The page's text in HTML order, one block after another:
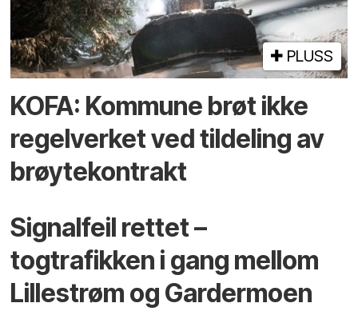
PLUSS
KOFA: Kommune brøt ikke
regelverket ved tildeling av
brøytekontrakt
Signalfeil rettet –
togtrafikken i gang mellom
Lillestrøm og Gardermoen